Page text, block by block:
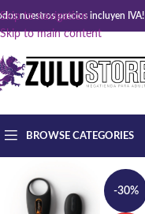
Skip to navigation
Skip to main content
nuestros precios incluyen IVA!
BROWSE CATEGORIES
-30%